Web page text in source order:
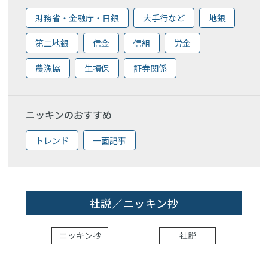
財務省・金融庁・日銀 大手行など 地銀
第二地銀 信金 信組 労金
農漁協 生損保 証券関係
ニッキンのおすすめ
トレンド 一面記事
社説／ニッキン抄
ニッキン抄 社説